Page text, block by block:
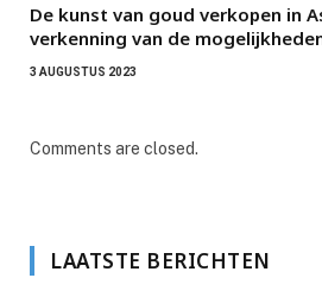
De kunst van goud verkopen in
verkenning van de
3 AUGUSTUS 2023
Comments are closed.
LAATSTE BERICHTEN